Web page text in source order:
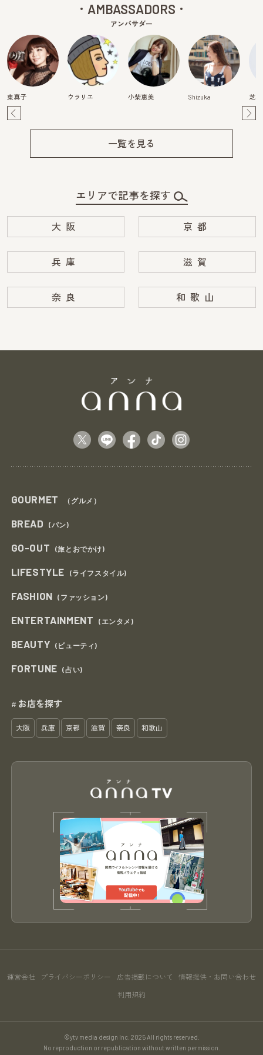
AMBASSADORS
アンバサダー
東真子 ウラリエ 小柴恵美 Shizuka 芝
一覧を見る
エリアで記事を探す
大阪 京都
兵庫 滋賀
奈良 和歌山
GOURMET （グルメ）
BREAD (パン)
GO-OUT (旅とおでかけ)
LIFESTYLE (ライフスタイル)
FASHION (ファッション)
ENTERTAINMENT (エンタメ)
BEAUTY (ビューティ)
FORTUNE (占い)
# お店を探す
大阪 兵庫 京都 滋賀 奈良 和歌山
運営会社 プライバシーポリシー 広告掲載について 情報提供・お問い合わせ
利用規約
©ytv media design Inc. 2025 All rights reserved.
No reproduction or republication without written permission.